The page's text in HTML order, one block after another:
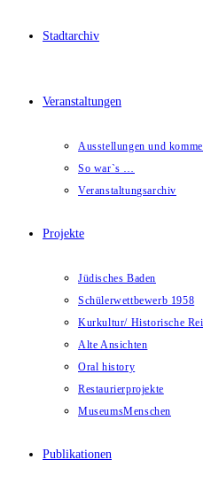
Stadtarchiv
Veranstaltungen
Ausstellungen und
So war`s …
Veranstaltungsarchiv
Projekte
Jüdisches Baden
Schülerwettbewerb 1958
Kurkultur/ Historische
Alte Ansichten
Oral history
Restaurierprojekte
MuseumsMenschen
Publikationen